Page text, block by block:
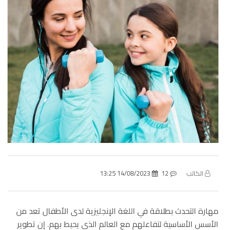
الكاتب
مهارة التحدث بطلاقة في اللغة الإنجليزية لدى الأطفال تعد من
الأسس الأساسية لتفاعلهم مع العالم الذي يحيط بهم. إن تطوير